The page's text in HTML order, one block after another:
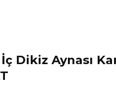
Dikiz Aynası